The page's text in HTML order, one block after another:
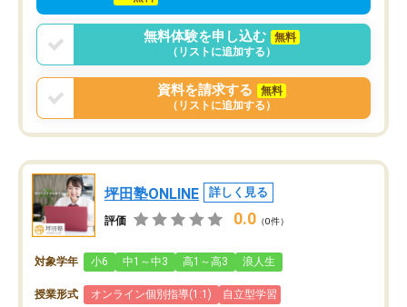
無料体験を申し込む
無料
（リストに追加する）
資料を請求する
無料
（リストに追加する）
坪田塾ONLINE 詳しく見る
評価 0.0 （0件）
対象学年 小6 中1～中3 高1～高3 浪人生
授業形式 オンライン個別指導(1:1) 自立型学習